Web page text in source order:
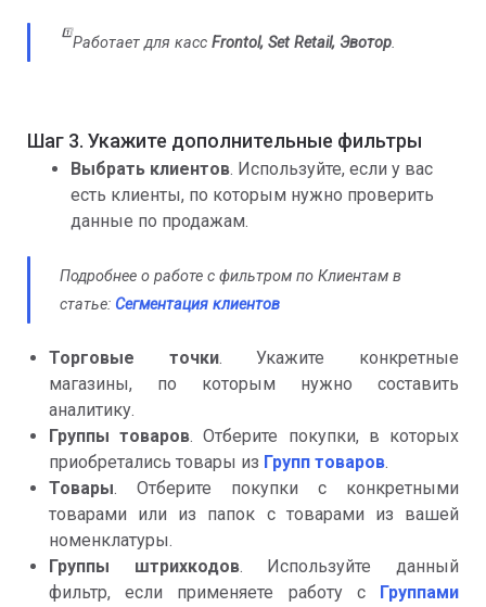
1️⃣
Работает для касс Frontol, Set Retail, Эвотор.
Шаг 3. Укажите дополнительные фильтры
Выбрать клиентов. Используйте, если у вас
есть клиенты, по которым нужно проверить
данные по продажам.
Подробнее о работе с фильтром по Клиентам в
статье: Сегментация клиентов
Торговые точки. Укажите конкретные
магазины, по которым нужно составить
аналитику.
Группы товаров. Отберите покупки, в которых
приобретались товары из Групп товаров.
Товары. Отберите покупки с конкретными
товарами или из папок с товарами из вашей
номенклатуры.
Группы штрихкодов. Используйте данный
фильтр, если применяете работу с Группами